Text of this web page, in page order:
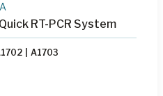
RT-PCR System
A1703